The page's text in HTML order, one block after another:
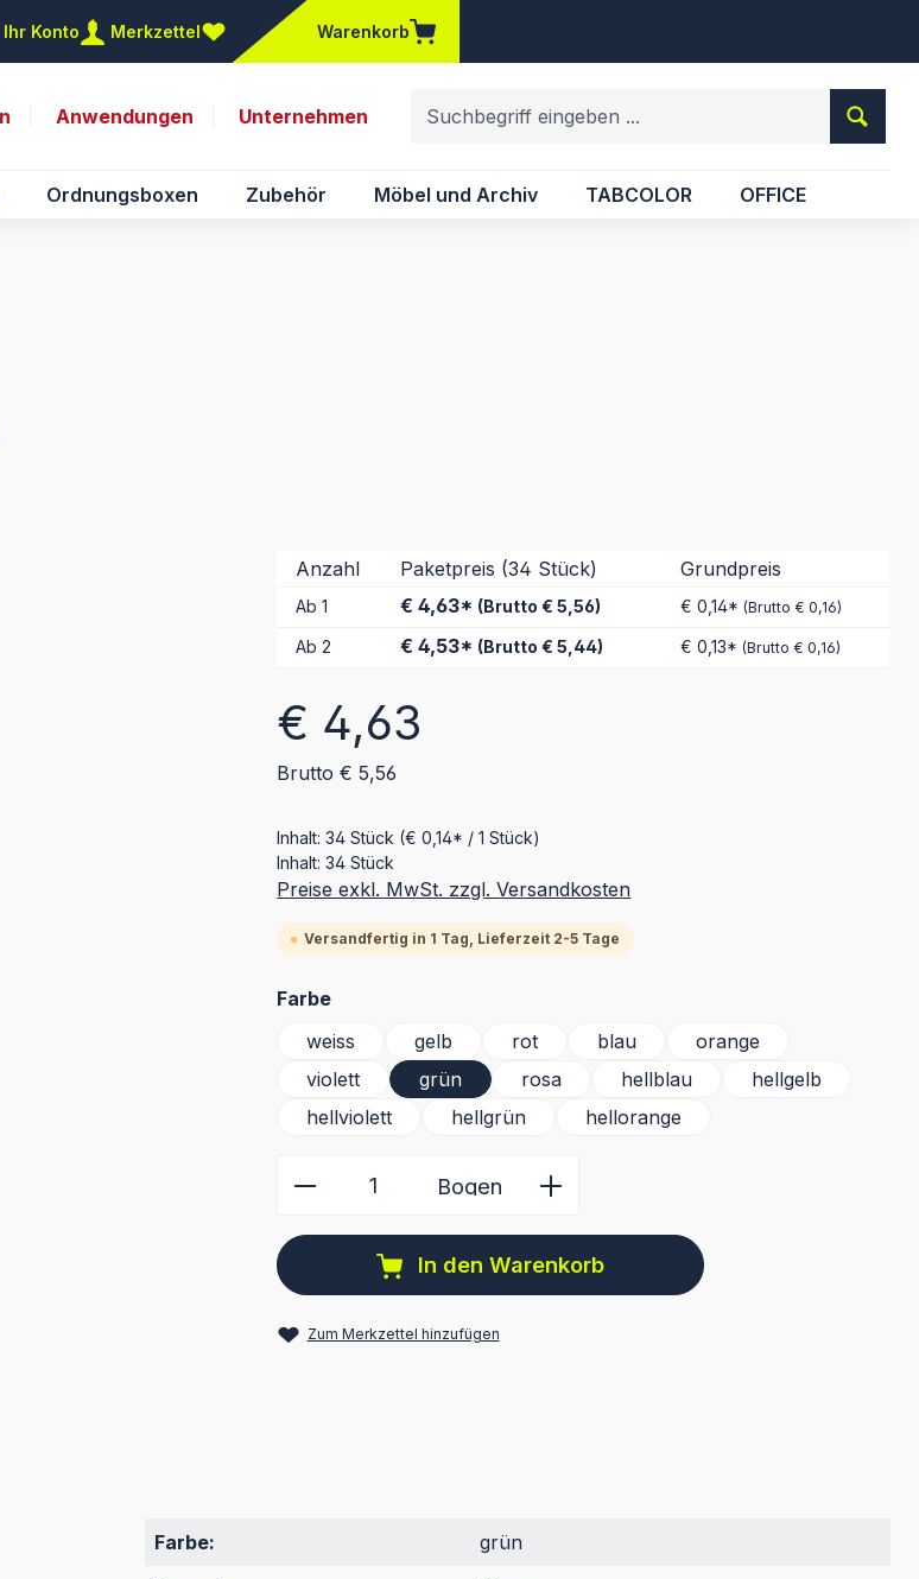
Ihr Konto Merkzettel
Du hast 0 Produkte auf dem Merkzettel
Warenkorb
Anwendungen Unternehmen
Ordnungsboxen Zubehör Möbel und Archiv TABCOLOR OFFICE
Anzahl Paketpreis (34 Stück) Grundpreis
Ab1 € 4,63* (Brutto € 5,56) € 0,14*(Brutto € 0,16)
Ab2 € 4,53* (Brutto € 5,44) € 0,13*(Brutto € 0,16)
Regulärer Preis:
€ 4,63
Brutto € 5,56
Inhalt:34 Stück (€ 0,14* / 1 Stück)
Inhalt:34 Stück
Preise exkl. MwSt. zzgl. Versandkosten
Versandfertig in 1 Tag, Lieferzeit 2-5 Tage
Farbeauswählen
weiss
gelb rot blau
orange
violett
grün rosa hellblau
hellgelb
hellviolett
hellgrün hellorange
Produkt Anzahl: Gib den gewünschten Wert
Bogen
In den Warenkorb
Zum Merkzettel hinzufügen
Farbe:
grün